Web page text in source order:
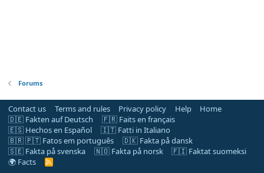
Forums
Contact us Terms and rules Privacy policy Help
Home
🇩🇪 Fakten auf Deutsch
🇫🇷 Faits en français
🇪🇸 Hechos en Español
🇮🇹 Fatti in Italiano
🇧🇷 🇵🇹 Fatos em português
🇩🇰 Fakta på dansk
🇸🇪 Fakta på svenska
🇳🇴 Fakta på norsk
🇫🇮 Faktat suomeksi
🌍 Facts
R